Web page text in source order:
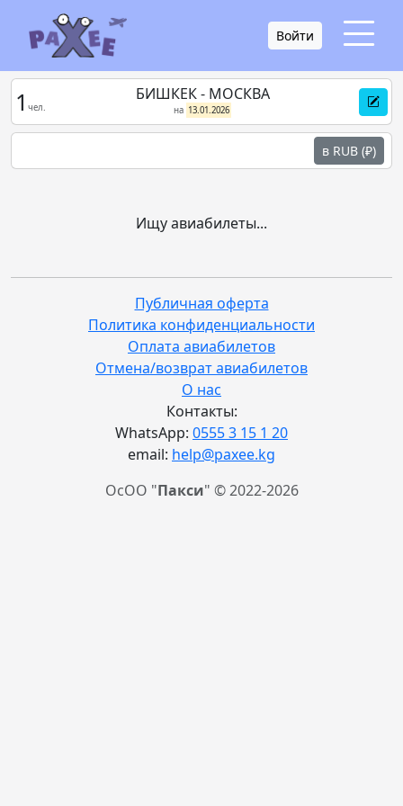
Войти
1 чел.
БИШКЕК - МОСКВА
на 13.01.2026
в RUB (₽)
Ищу авиабилеты...
Публичная оферта
Политика конфиденциальности
Оплата авиабилетов
Отмена/возврат авиабилетов
О нас
Контакты:
WhatsApp: 0555 3 15 1 20
email: help@paxee.kg
ОсОО "Пакси" © 2022-2026